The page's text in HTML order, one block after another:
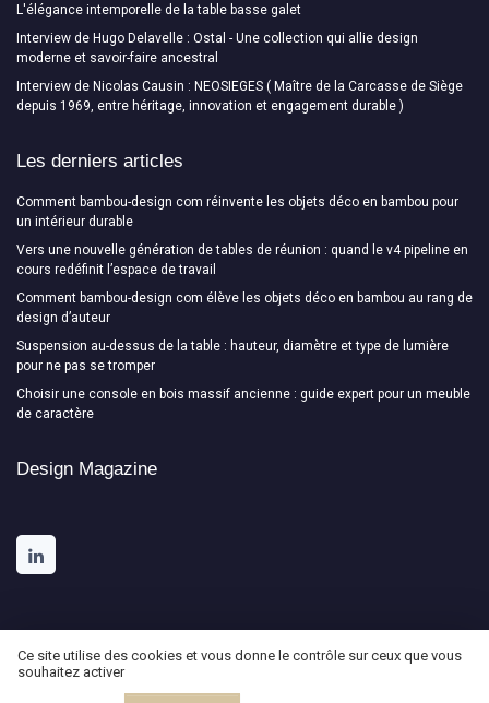
L'élégance intemporelle de la table basse galet
Interview de Hugo Delavelle : Ostal - Une collection qui allie design
moderne et savoir-faire ancestral
Interview de Nicolas Causin : NEOSIEGES ( Maître de la Carcasse de Siège
depuis 1969, entre héritage, innovation et engagement durable )
Les derniers articles
Comment bambou-design com réinvente les objets déco en bambou pour
un intérieur durable
Vers une nouvelle génération de tables de réunion : quand le v4 pipeline en
cours redéfinit l’espace de travail
Comment bambou-design com élève les objets déco en bambou au rang de
design d’auteur
Suspension au-dessus de la table : hauteur, diamètre et type de lumière
pour ne pas se tromper
Choisir une console en bois massif ancienne : guide expert pour un meuble
de caractère
Design Magazine
Mentions légales
Ce site utilise des cookies et vous donne le contrôle sur ceux que vous
souhaitez activer